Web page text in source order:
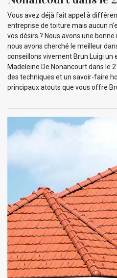
Vous avez déjà fait appel à
entreprise de toiture mais aucun
vos désirs ? Nous avons une
nous avons cherché le meilleur
conseillons vivement Brun Luigi un
Madeleine De Nonancourt dans le
des techniques et un savoir-faire
principaux atouts que vous offre